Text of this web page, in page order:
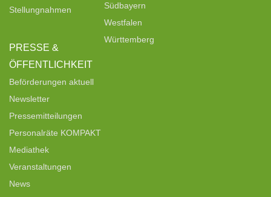
Stellungnahmen
PRESSE &
ÖFFENTLICHKEIT
Beförderungen aktuell
Newsletter
Pressemitteilungen
Personalräte KOMPAKT
Mediathek
Veranstaltungen
News
Südbayern
Westfalen
Württemberg